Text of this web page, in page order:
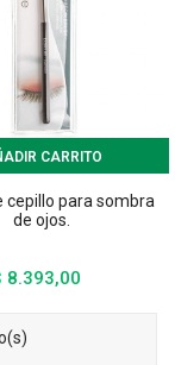
CARRITO
cepillo para sombra
de ojos.
8.393,00